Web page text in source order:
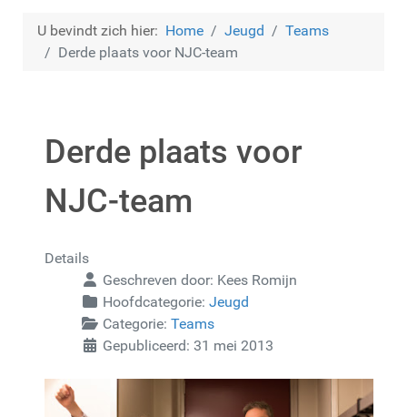
U bevindt zich hier: Home Jeugd
Teams
Derde plaats voor NJC-team
Derde plaats voor
NJC-team
Details
Geschreven door: Kees Romijn
Hoofdcategorie: Jeugd
Categorie: Teams
Gepubliceerd: 31 mei 2013